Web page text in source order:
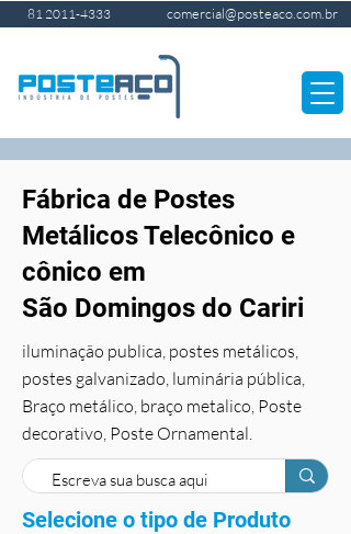
81 2011-4333 comercial@posteaco.com.br
Fábrica de Postes
Metálicos Telecônico e
cônico em
São Domingos do Cariri
iluminação publica, postes metálicos,
postes galvanizado, luminária pública,
Braço metálico, braço metalico, Poste
decorativo, Poste Ornamental.
Selecione o tipo de Produto